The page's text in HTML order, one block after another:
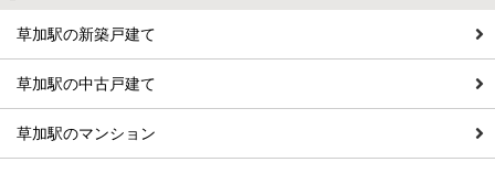
草加駅の新築戸建て
草加駅の中古戸建て
草加駅のマンション